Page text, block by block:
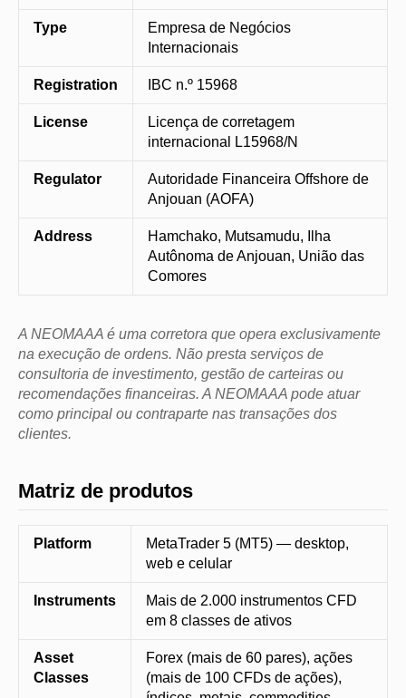
Type
Empresa de Negócios
Internacionais
Registration IBC n.º 15968
License
Licença de corretagem
internacional L15968/N
Regulator
Autoridade Financeira Offshore de
Anjouan (AOFA)
Address
Hamchako, Mutsamudu, Ilha
Autônoma de Anjouan, União das
Comores
A NEOMAAA é uma corretora que opera exclusivamente
na execução de ordens. Não presta serviços de
consultoria de investimento, gestão de carteiras ou
recomendações financeiras. A NEOMAAA pode atuar
como principal ou contraparte nas transações dos
clientes.
Matriz de produtos
Platform
MetaTrader 5 (MT5) — desktop,
web e celular
Instruments
Mais de 2.000 instrumentos CFD
em 8 classes de ativos
Asset
Classes
Forex (mais de 60 pares), ações
(mais de 100 CFDs de ações),